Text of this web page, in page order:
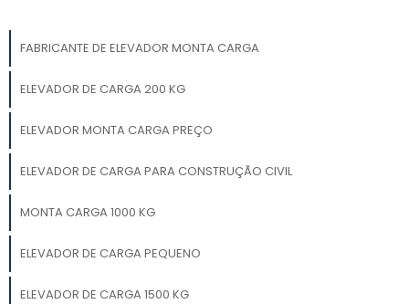
FABRICANTE DE ELEVADOR MONTA CARGA
ELEVADOR DE CARGA 200 KG
ELEVADOR MONTA CARGA PREÇO
ELEVADOR DE CARGA PARA CONSTRUÇÃO CIVIL
MONTA CARGA 1000 KG
ELEVADOR DE CARGA PEQUENO
ELEVADOR DE CARGA 1500 KG